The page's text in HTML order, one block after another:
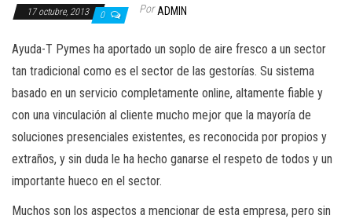
17 octubre, 2013 0 Por ADMIN
Ayuda-T Pymes ha aportado un soplo de aire fresco a un sector
tan tradicional como es el sector de las gestorías. Su sistema
basado en un servicio completamente online, altamente fiable y
con una vinculación al cliente mucho mejor que la mayoría de
soluciones presenciales existentes, es reconocida por propios y
extraños, y sin duda le ha hecho ganarse el respeto de todos y un
importante hueco en el sector.
Muchos son los aspectos a mencionar de esta empresa, pero sin